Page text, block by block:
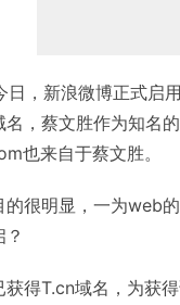
，新浪微博正式启
名，蔡文胜作为知名
也来自于蔡文胜。
的很明显，一为web
得T.cn域名，为获